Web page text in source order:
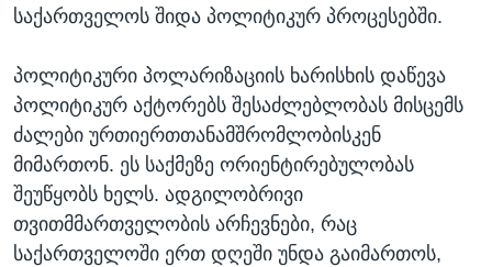
საქართველოს შიდა პოლიტიკურ პროცესებში.
პოლიტიკური პოლარიზაციის ხარისხის დაწევა
პოლიტიკურ აქტორებს შესაძლებლობას მისცემს
ძალები ურთიერთთანამშრომლობისკენ
მიმართონ. ეს საქმეზე ორიენტირებულობას
შეუწყობს ხელს. ადგილობრივი
თვითმმართველობის არჩევნები, რაც
საქართველოში ერთ დღეში უნდა გაიმართოს,